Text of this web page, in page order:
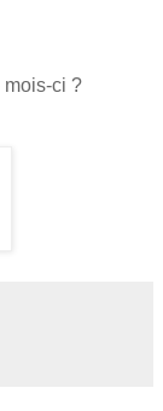
mois-ci ?